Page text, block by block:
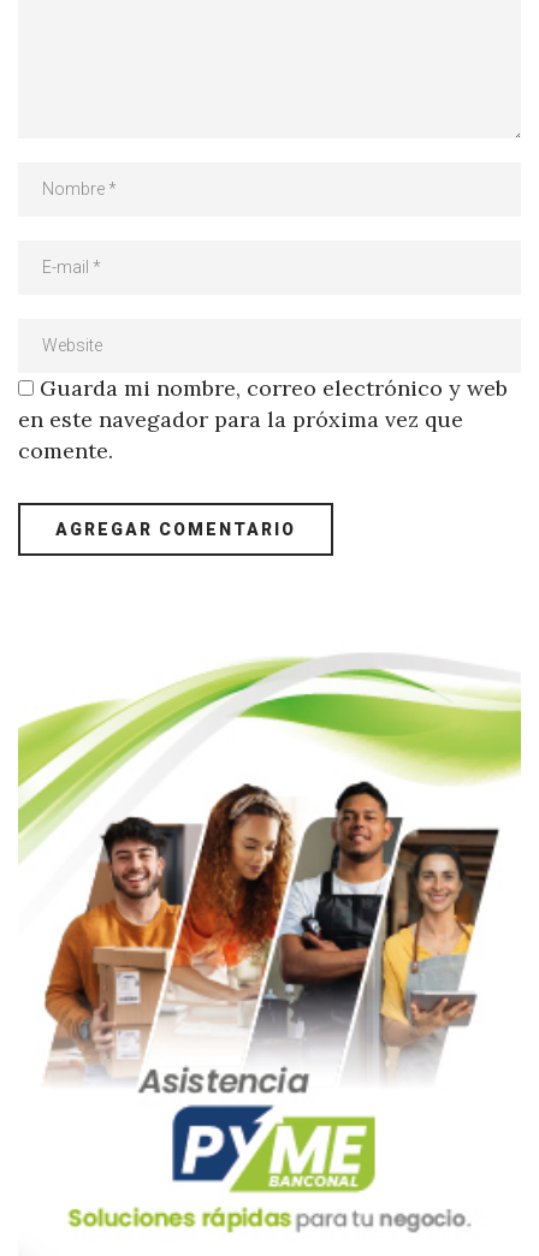
Guarda mi nombre, correo electrónico y web
en este navegador para la próxima vez que
comente.